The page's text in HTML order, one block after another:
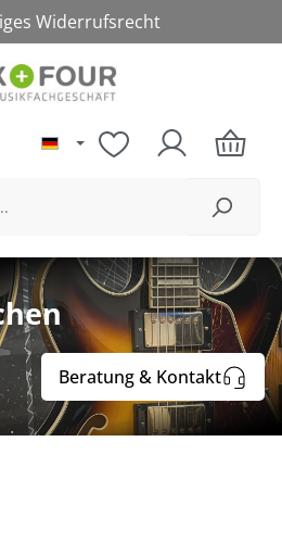
Widerrufsrecht
Beratung & Kontakt